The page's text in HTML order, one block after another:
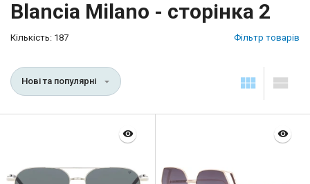
Blancia Milano - сторінка 2
Кількість: 187 Фільтр товарів
Нові та популярні